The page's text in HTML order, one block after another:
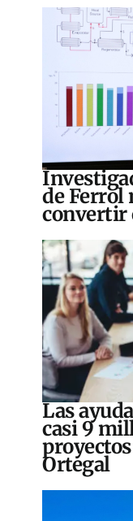
de Ferrol
convertir
Las
casi 9
Ortegal